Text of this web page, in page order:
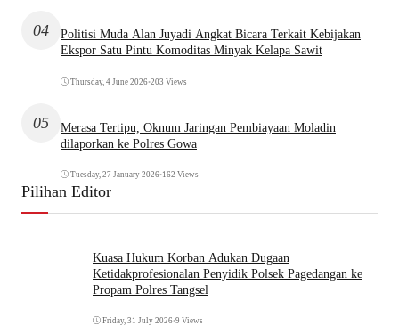
04
Politisi Muda Alan Juyadi Angkat Bicara Terkait Kebijakan
Ekspor Satu Pintu Komoditas Minyak Kelapa Sawit
Thursday, 4 June 2026•203 Views
05
Merasa Tertipu, Oknum Jaringan Pembiayaan Moladin
dilaporkan ke Polres Gowa
Tuesday, 27 January 2026•162 Views
Pilihan Editor
Kuasa Hukum Korban Adukan Dugaan
Ketidakprofesionalan Penyidik Polsek Pagedangan ke
Propam Polres Tangsel
Friday, 31 July 2026•9 Views